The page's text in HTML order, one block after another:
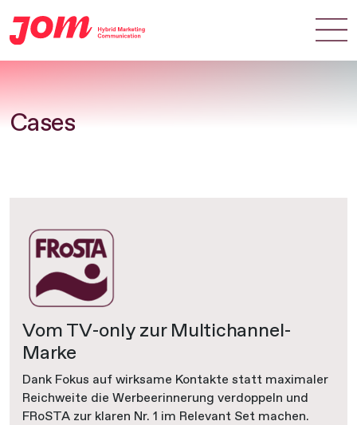
Cases
Vom TV-only zur Multichannel-
Marke
Dank Fokus auf wirksame Kontakte statt maximaler
Reichweite die Werbeerinnerung verdoppeln und
FRoSTA zur klaren Nr. 1 im Relevant Set machen.